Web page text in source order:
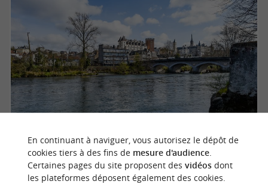
Les Saligues
En continuant à naviguer, vous autorisez le dépôt de
cookies tiers à des fins de mesure d'audience.
Certaines pages du site proposent des vidéosdont
les plateformes déposent également des cookies.